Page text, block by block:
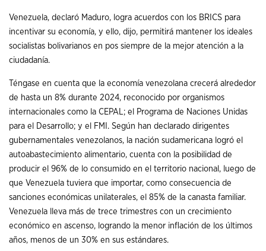
Venezuela, declaró Maduro, logra acuerdos con los BRICS para
incentivar su economía, y ello, dijo, permitirá mantener los ideales
socialistas bolivarianos en pos siempre de la mejor atención a la
ciudadanía.
Téngase en cuenta que la economía venezolana crecerá alrededor
de hasta un 8% durante 2024, reconocido por organismos
internacionales como la CEPAL; el Programa de Naciones Unidas
para el Desarrollo; y el FMI. Según han declarado dirigentes
gubernamentales venezolanos, la nación sudamericana logró el
autoabastecimiento alimentario, cuenta con la posibilidad de
producir el 96% de lo consumido en el territorio nacional, luego de
que Venezuela tuviera que importar, como consecuencia de
sanciones económicas unilaterales, el 85% de la canasta familiar.
Venezuela lleva más de trece trimestres con un crecimiento
económico en ascenso, logrando la menor inflación de los últimos
años, menos de un 30% en sus estándares.